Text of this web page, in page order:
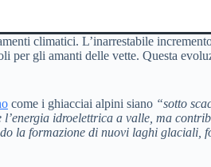
climatici. L’inarrestabile
gli amanti delle vette. Questa
come i ghiacciai alpini siano “sotto
idroelettrica a valle, ma
la formazione di nuovi laghi glaciali,